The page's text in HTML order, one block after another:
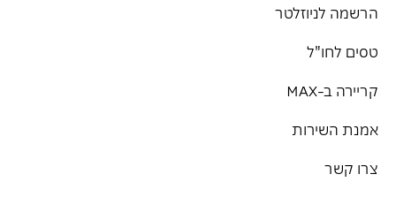
הרשמה לניוזלטר
טסים לחו"ל
קריירה ב-MAX
אמנת השירות
צרו קשר